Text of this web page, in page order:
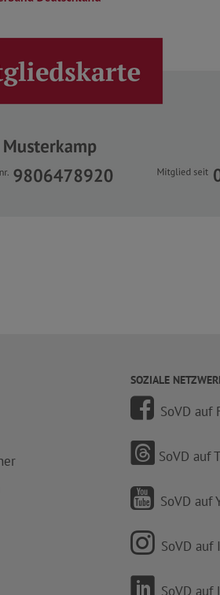
SOZIALE
SoVD auf
SoVD auf
SoVD auf
SoVD auf
SoVD auf